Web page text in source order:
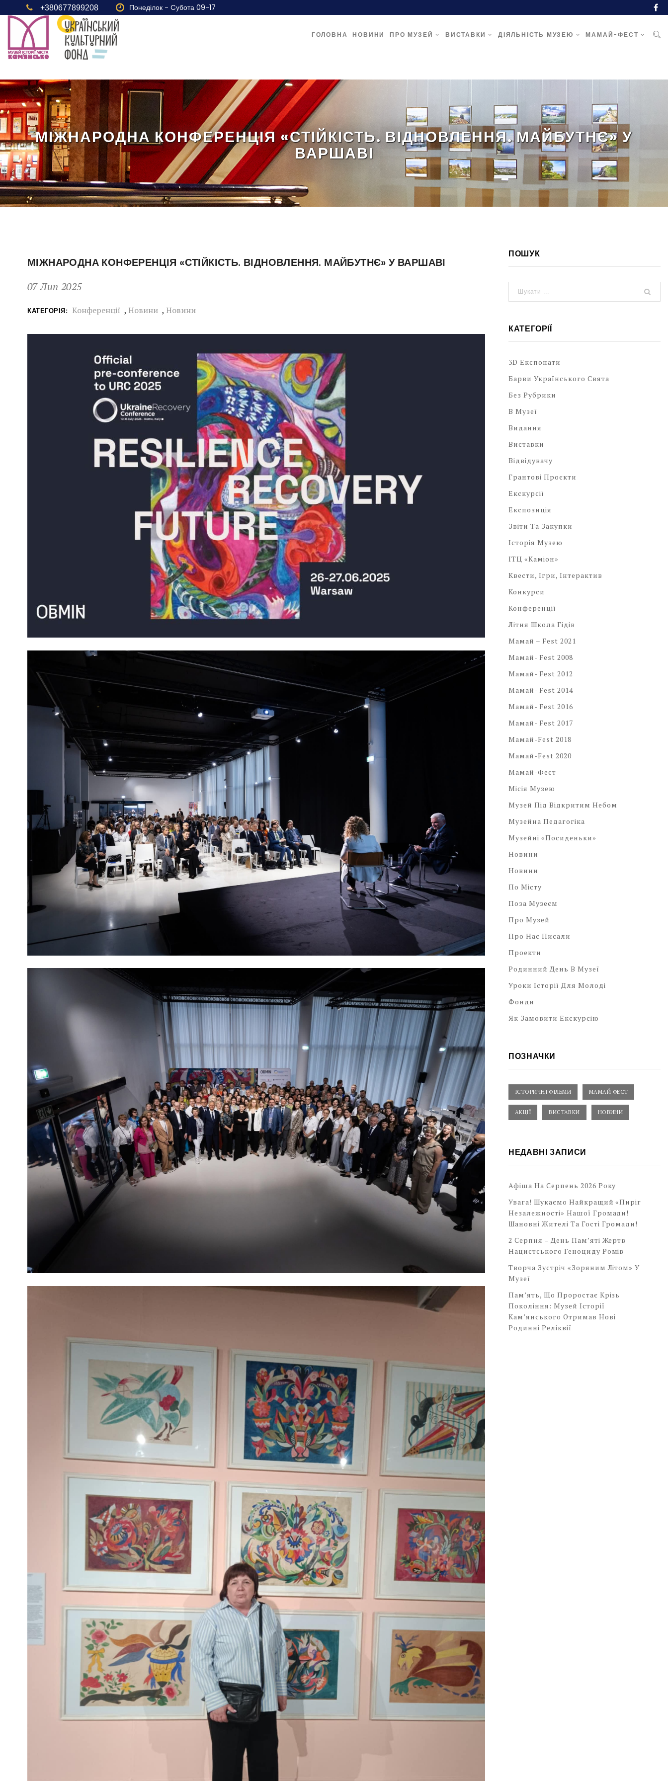
+380677899208 Понеділок - Cубота 09-17
ГОЛОВНА НОВИНИ ПРО МУЗЕЙ ВИСТАВКИ ДІЯЛЬНІСТЬ МУЗЕЮ МАМАЙ-ФЕСТ
МІЖНАРОДНА КОНФЕРЕНЦІЯ «СТІЙКІСТЬ. ВІДНОВЛЕННЯ. МАЙБУТНЄ» У
ВАРШАВІ
МІЖНАРОДНА КОНФЕРЕНЦІЯ «СТІЙКІСТЬ. ВІДНОВЛЕННЯ. МАЙБУТНЄ» У ВАРШАВІ
07 Лип 2025
КАТЕГОРІЯ: Конференції , Новини , Новини
ПОШУК
КАТЕГОРІЇ
3D Експонати
Барви Українського Свята
Без Рубрики
В Музеї
Видання
Виставки
Відвідувачу
Грантові Проєкти
Екскурсії
Експозиція
Звіти Та Закупки
Історія Музею
ІТЦ «Каміон»
Квести, Ігри, Інтерактив
Конкурси
Конференції
Літня Школа Гідів
Мамай – Fest 2021
Мамай- Fest 2008
Мамай- Fest 2012
Мамай- Fest 2014
Мамай- Fest 2016
Мамай- Fest 2017
Мамай-Fest 2018
Мамай-Fest 2020
Мамай-Фест
Місія Музею
Музей Під Відкритим Небом
Музейна Педагогіка
Музейні «посиденьки»
Новини
Новини
По Місту
Поза Музеєм
Про Музей
Про Нас Писали
Проекти
Родинний День В Музеї
Уроки Історії Для Молоді
Фонди
Як Замовити Екскурсію
ПОЗНАЧКИ
ІСТОРИЧНІ ФІЛЬМИ МАМАЙ ФЕСТ
АКЦІЇ ВИСТАВКИ НОВИНИ
НЕДАВНІ ЗАПИСИ
Афіша На Серпень 2026 Року
Увага! Шукаємо Найкращий «Пиріг
Незалежності» Нашої Громади!
Шановні Жителі Та Гості Громади!
2 Серпня – День Пам’яті Жертв
Нацистського Геноциду Ромів
Творча Зустріч «Зоряним Літом» У
Музеї
Пам’ять, Що Проростає Крізь
Покоління: Музей Історії
Кам’янського Отримав Нові
Родинні Реліквії